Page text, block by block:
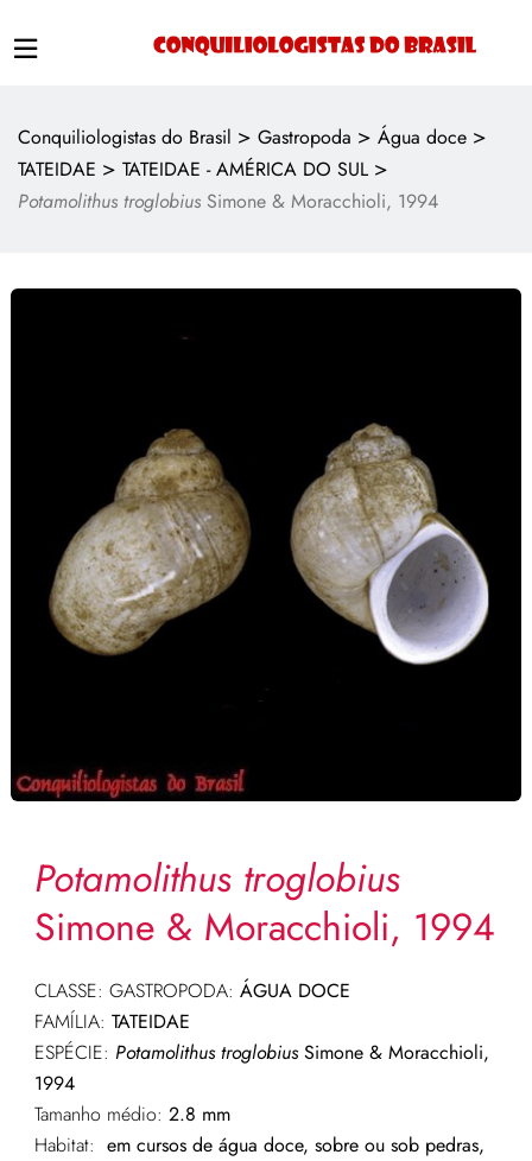
Conquiliologistas do Brasil > Gastropoda > Água doce >
TATEIDAE > TATEIDAE - AMÉRICA DO SUL >
Potamolithus troglobius Simone & Moracchioli, 1994
Potamolithus troglobius
Simone & Moracchioli, 1994
CLASSE: GASTROPODA: ÁGUA DOCE
FAMÍLIA: TATEIDAE
ESPÉCIE: Potamolithus troglobiusSimone & Moracchioli,
1994
Tamanho médio: 2.8 mm
Habitat: em cursos de água doce, sobre ou sob pedras,